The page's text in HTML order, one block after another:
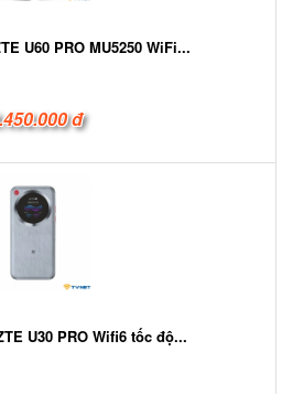
U60 PRO MU5250 WiFi...
đ
U30 PRO Wifi6 tốc độ...